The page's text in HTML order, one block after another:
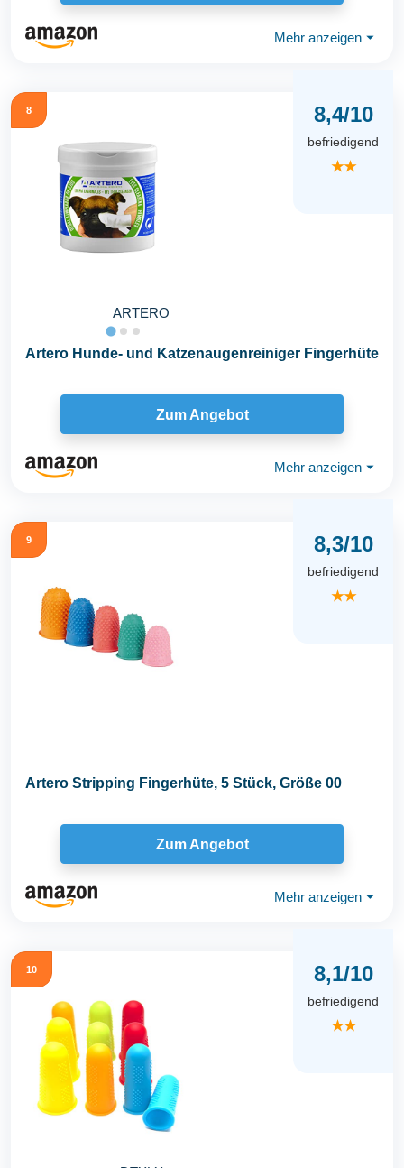
Mehr anzeigen ⏷
8
ARTERO
8,4/10
befriedigend
★★
Artero Hunde- und Katzenaugenreiniger Fingerhüte
Zum Angebot
Mehr anzeigen ⏷
9 8,3/10
befriedigend
★★
Artero Stripping Fingerhüte, 5 Stück, Größe 00
Zum Angebot
Mehr anzeigen ⏷
10 8,1/10
befriedigend
★★